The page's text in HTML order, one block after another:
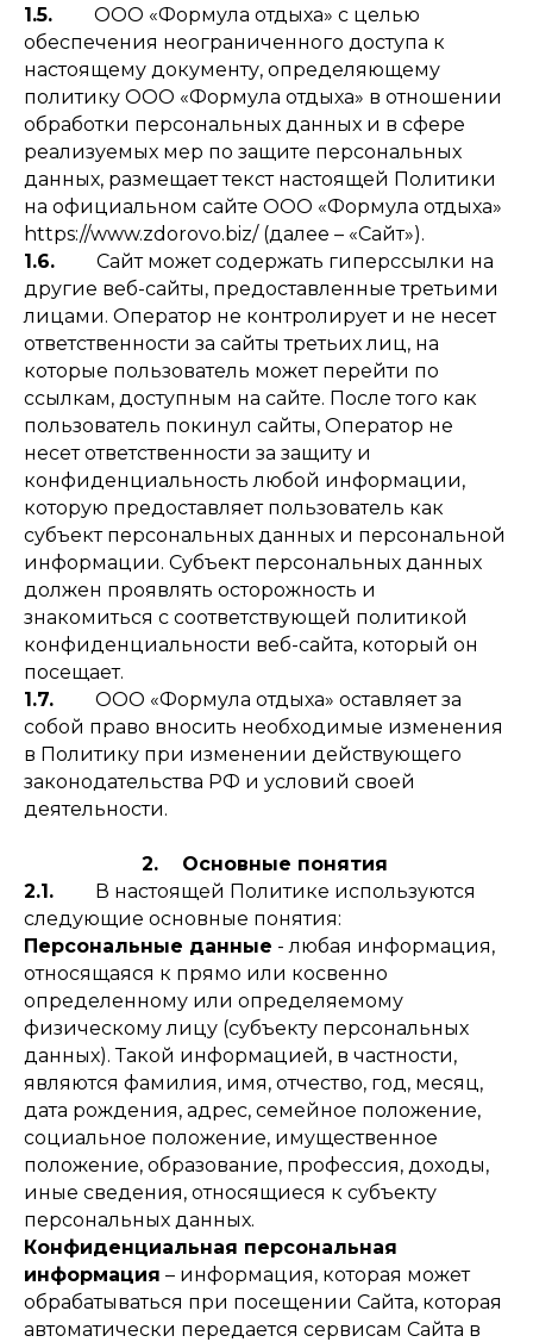
1.5. ООО «Формула отдыха» с целью
обеспечения неограниченного доступа к
настоящему документу, определяющему
политику ООО «Формула отдыха» в отношении
обработки персональных данных и в сфере
реализуемых мер по защите персональных
данных, размещает текст настоящей Политики
на официальном сайте ООО «Формула отдыха»
https://www.zdorovo.biz/ (далее – «Сайт»).
1.6. Сайт может содержать гиперссылки на
другие веб-сайты, предоставленные третьими
лицами. Оператор не контролирует и не несет
ответственности за сайты третьих лиц, на
которые пользователь может перейти по
ссылкам, доступным на сайте. После того как
пользователь покинул сайты, Оператор не
несет ответственности за защиту и
конфиденциальность любой информации,
которую предоставляет пользователь как
субъект персональных данных и персональной
информации. Субъект персональных данных
должен проявлять осторожность и
знакомиться с соответствующей политикой
конфиденциальности веб-сайта, который он
посещает.
1.7. ООО «Формула отдыха» оставляет за
собой право вносить необходимые изменения
в Политику при изменении действующего
законодательства РФ и условий своей
деятельности.
2. Основные понятия
2.1. В настоящей Политике используются
следующие основные понятия:
Персональные данные - любая информация,
относящаяся к прямо или косвенно
определенному или определяемому
физическому лицу (субъекту персональных
данных). Такой информацией, в частности,
являются фамилия, имя, отчество, год, месяц,
дата рождения, адрес, семейное положение,
социальное положение, имущественное
положение, образование, профессия, доходы,
иные сведения, относящиеся к субъекту
персональных данных.
Конфиденциальная персональная
информация – информация, которая может
обрабатываться при посещении Сайта, которая
автоматически передается сервисам Сайта в